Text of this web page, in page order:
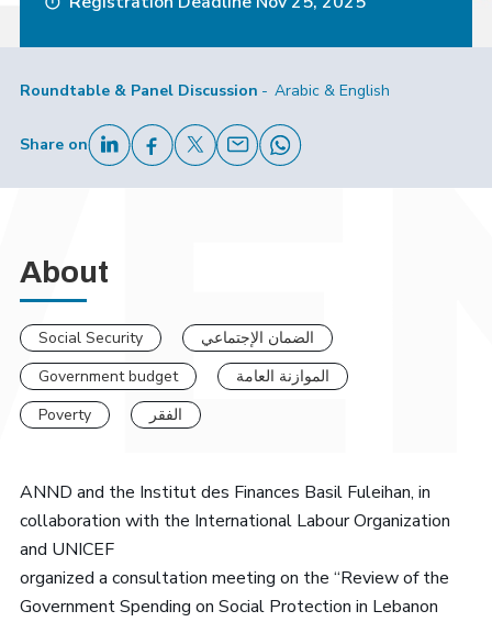
Roundtable & Panel Discussion Arabic & English
Share on
About
Social Security
الضمان الإجتماعي
Government budget
الموازنة العامة
Poverty
الفقر
ANND and the Institut des Finances Basil Fuleihan, in
collaboration with the International Labour Organization
and UNICEF
organized a consultation meeting on the “Review of the
Government Spending on Social Protection in Lebanon